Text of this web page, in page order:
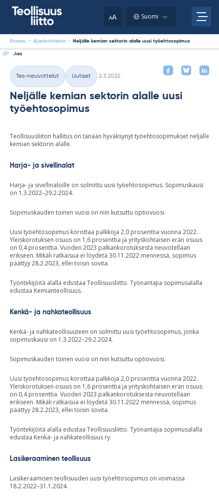
AA Suomi
Etusivu - Ajankohtaista - Neljälle kemian sektorin alalle uusi työehtosopimus
Jaa
Kategoriat
Tes-neuvottelut Uutiset
2.3.2022
Neljälle kemian sektorin alalle uusi
työehtosopimus
Teollisuusliiton hallitus on tänään hyväksynyt työehtosopimukset neljälle
kemian sektorin alalle.
Harja- ja sivellinalat
Harja- ja sivellinaloille on solmittu uusi työehtosopimus. Sopimuskausi
on 1.3.2022–29.2.2024.
Sopimuskauden toinen vuosi on niin kutsuttu optiovuosi.
Uusi työehtosopimus korottaa palkkoja 2,0 prosenttia vuonna 2022.
Yleiskorotuksen osuus on 1,6 prosenttia ja yrityskohtaisen erän osuus
on 0,4 prosenttia. Vuoden 2023 palkankorotuksesta neuvotellaan
erikseen. Mikäli ratkaisua ei löydetä 30.11.2022 mennessä, sopimus
päättyy 28.2.2023, ellei toisin sovita.
Työntekijöitä alalla edustaa Teollisuusliitto. Työnantajia sopimusalalla
edustaa Kemianteollisuus.
Kenkä- ja nahkateollisuus
Kenkä- ja nahkateollisuuteen on solmittu uusi työehtosopimus, jonka
sopimuskausi on 1.3.2022–29.2.2024.
Sopimuskauden toinen vuosi on niin kutsuttu optiovuosi.
Uusi työehtosopimus korottaa palkkoja 2,0 prosenttia vuonna 2022.
Yleiskorotuksen osuus on 1,6 prosenttia ja yrityskohtaisen erän osuus
on 0,4 prosenttia. Vuoden 2023 palkankorotuksesta neuvotellaan
erikseen. Mikäli ratkaisua ei löydetä 30.11.2022 mennessä, sopimus
päättyy 28.2.2023, ellei toisin sovita.
Työntekijöitä alalla edustaa Teollisuusliitto. Työnantajia sopimusalalla
edustaa Kenkä- ja nahkateollisuus ry.
Lasikeraaminen teollisuus
Lasikeraamisen teollisuuden uusi työehtosopimus on voimassa
18.2.2022–31.1.2024.
clipboard.)